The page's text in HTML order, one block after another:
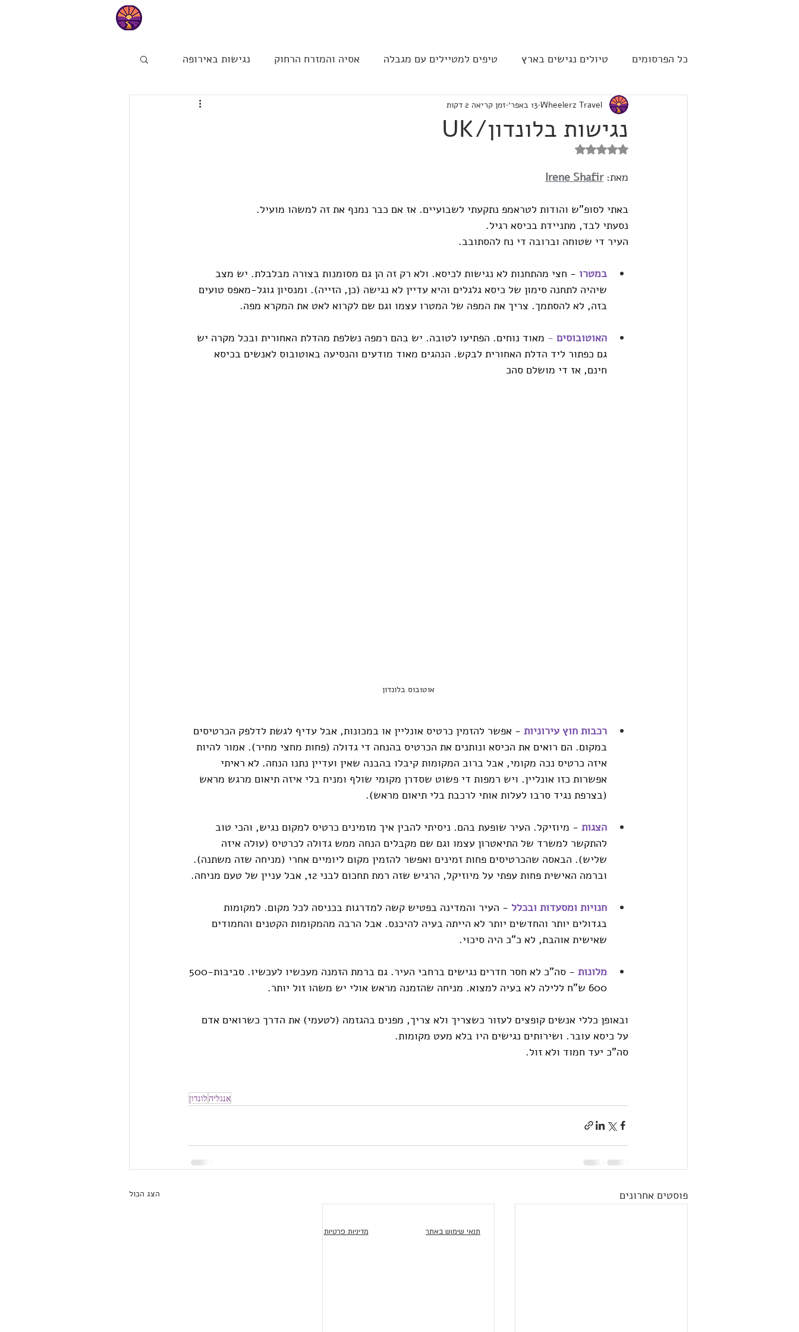
כל הפרסומים טיולים נגישים בארץ טיפים למטיילים עם מגבלה אסיה והמזרח הרחוק נגישות באירופה
שייט תענוגות - קרוז ארה"ב וצפון אמריקה הפינה של מיכל
נגישות בלונדון/UK
Wheelerz Travel 13 באפר׳ זמן קריאה 2 דקות
דירוג של NaN מתוך 5 כוכבים
מאת: Irene Shafir
באתי לסופ"ש והודות לטראמפ נתקעתי לשבועיים. אז אם כבר נמנף את זה למשהו מועיל.
נסעתי לבד, מתניידת בכיסא רגיל.
העיר די שטוחה וברובה די נח להסתובב.
במטרו - חצי מהתחנות לא נגישות לכיסא. ולא רק זה הן גם מסומנות בצורה מבלבלת. יש מצב
שיהיה לתחנה סימון של כיסא גלגלים והיא עדיין לא נגישה (כן, הזייה). ומנסיון גוגל-מאפס טועים
בזה, לא להסתמך. צריך את המפה של המטרו עצמו וגם שם לקרוא לאט את המקרא מפה.
האוטובוסים - מאוד נוחים. הפתיעו לטובה. יש בהם רמפה נשלפת מהדלת האחורית ובכל מקרה יש
גם כפתור ליד הדלת האחורית לבקש. הנהגים מאוד מודעים והנסיעה באוטובוס לאנשים בכיסא
חינם, אז די מושלם סהכ
אוטובוס בלונדון
רכבות חוץ עירוניות - אפשר להזמין כרטיס אונליין או במכונות, אבל עדיף לגשת לדלפק הכרטיסים
במקום. הם רואים את הכיסא ונותנים את הכרטיס בהנחה די גדולה (פחות מחצי מחיר). אמור להיות
איזה כרטיס נכה מקומי, אבל ברוב המקומות קיבלו בהבנה שאין ועדיין נתנו הנחה. לא ראיתי
אפשרות כזו אונליין. ויש רמפות די פשוט שסדרן מקומי שולף ומניח בלי איזה תיאום מרגש מראש
(בצרפת נגיד סרבו לעלות אותי לרכבת בלי תיאום מראש).
הצגות - מיוזיקל. העיר שופעת בהם. ניסיתי להבין איך מזמינים כרטיס למקום נגיש, והכי טוב
להתקשר למשרד של התיאטרון עצמו וגם שם מקבלים הנחה ממש גדולה לכרטיס (עולה איזה
שליש). הבאסה שהכרטיסים פחות זמינים ואפשר להזמין מקום ליומיים אחרי (מניחה שזה משתנה).
וברמה האישית פחות עפתי על מיוזיקל, הרגיש שזה רמת תחכום לבני 12, אבל עניין של טעם מניחה.
חנויות ומסעדות ובכלל - העיר והמדינה בפטיש קשה למדרגות בכניסה לכל מקום. למקומות
בגדולים יותר והחדשים יותר לא הייתה בעיה להיכנס. אבל הרבה מהמקומות הקטנים והחמודים
שאישית אוהבת, לא כ"כ היה סיכוי.
מלונות
- סה"כ לא חסר חדרים נגישים ברחבי העיר. גם ברמת הזמנה מעכשיו לעכשיו. סביבות500-
600 ש"ח ללילה לא בעיה למצוא. מניחה שהזמנה מראש אולי יש משהו זול יותר.
ובאופן כללי אנשים קופצים לעזור כשצריך ולא צריך, מפנים בהגזמה (לטעמי) את הדרך כשרואים אדם
על כיסא עובר. ושירותים נגישים היו בלא מעט מקומות.
סה"כ יעד חמוד ולא זול.
אנגליהלונדון
פוסטים אחרונים הצג הכול
מדיניות פרטיות תנאי שימוש באתר